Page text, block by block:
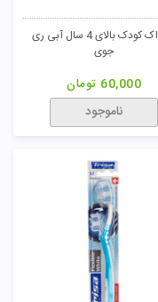
مسواک کودک بالای 4 سال آبی ری
جوی
60,000 تومان
ناموجود